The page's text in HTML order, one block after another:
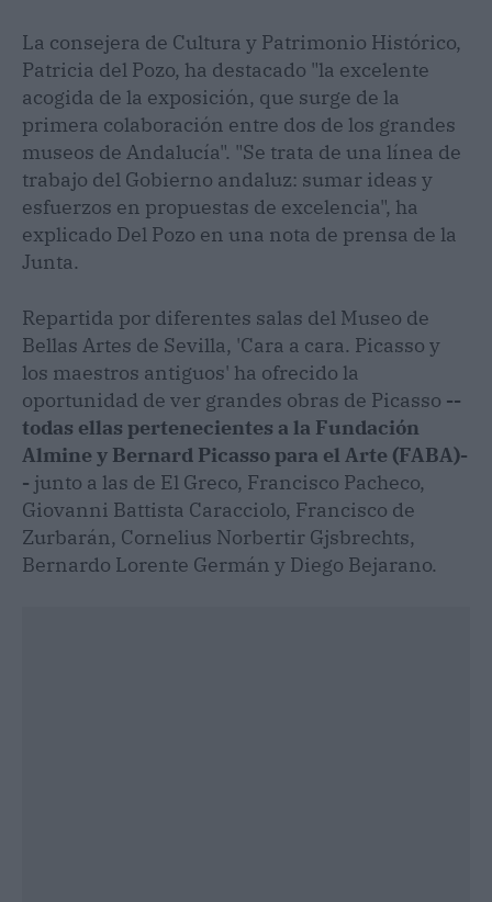
La consejera de Cultura y Patrimonio Histórico,
Patricia del Pozo, ha destacado "la excelente
acogida de la exposición, que surge de la
primera colaboración entre dos de los grandes
museos de Andalucía". "Se trata de una línea de
trabajo del Gobierno andaluz: sumar ideas y
esfuerzos en propuestas de excelencia", ha
explicado Del Pozo en una nota de prensa de la
Junta.
Repartida por diferentes salas del Museo de
Bellas Artes de Sevilla, 'Cara a cara. Picasso y
los maestros antiguos' ha ofrecido la
oportunidad de ver grandes obras de Picasso --
todas ellas pertenecientes a la Fundación
Almine y Bernard Picasso para el Arte (FABA)-
- junto a las de El Greco, Francisco Pacheco,
Giovanni Battista Caracciolo, Francisco de
Zurbarán, Cornelius Norbertir Gjsbrechts,
Bernardo Lorente Germán y Diego Bejarano.